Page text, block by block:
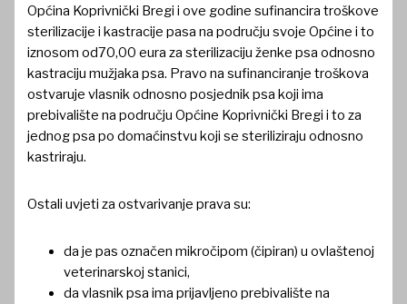
Općina Koprivnički Bregi i ove godine sufinancira troškove
sterilizacije i kastracije pasa na području svoje Općine i to
iznosom od70,00 eura za sterilizaciju ženke psa odnosno
kastraciju mužjaka psa. Pravo na sufinanciranje troškova
ostvaruje vlasnik odnosno posjednik psa koji ima
prebivalište na području Općine Koprivnički Bregi i to za
jednog psa po domaćinstvu koji se steriliziraju odnosno
kastriraju.
Ostali uvjeti za ostvarivanje prava su:
da je pas označen mikročipom (čipiran) u ovlaštenoj
veterinarskoj stanici,
da vlasnik psa ima prijavljeno prebivalište na